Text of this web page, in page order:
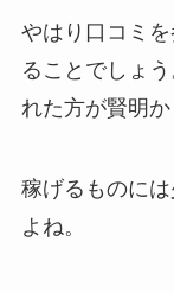
やはり口コミ
ることでしょ
れた方が賢明か
稼げるものに
よね。